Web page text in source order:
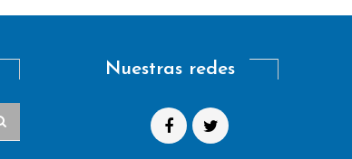
Nuestras redes